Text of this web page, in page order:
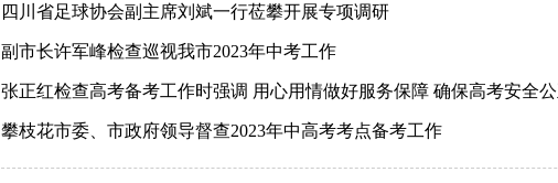
四川省足球协会副主席刘斌一行莅攀开展专项调研
副市长许军峰检查巡视我市2023年中考工作
张正红检查高考备考工作时强调 用心用情做好服务保障 确保高考安全
攀枝花市委、市政府领导督查2023年中高考考点备考工作